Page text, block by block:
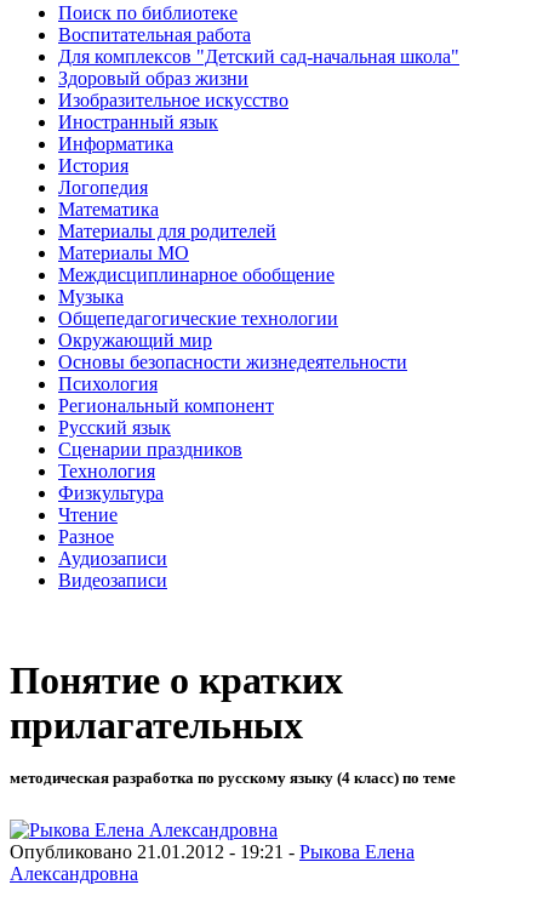
Поиск по библиотеке
Воспитательная работа
Для комплексов "Детский сад-начальная школа"
Здоровый образ жизни
Изобразительное искусство
Иностранный язык
Информатика
История
Логопедия
Математика
Материалы для родителей
Материалы МО
Междисциплинарное обобщение
Музыка
Общепедагогические технологии
Окружающий мир
Основы безопасности жизнедеятельности
Психология
Региональный компонент
Русский язык
Сценарии праздников
Технология
Физкультура
Чтение
Разное
Аудиозаписи
Видеозаписи
Понятие о кратких
прилагательных
методическая разработка по русскому языку (4 класс) по теме
Опубликовано 21.01.2012 - 19:21 - Рыкова Елена
Александровна